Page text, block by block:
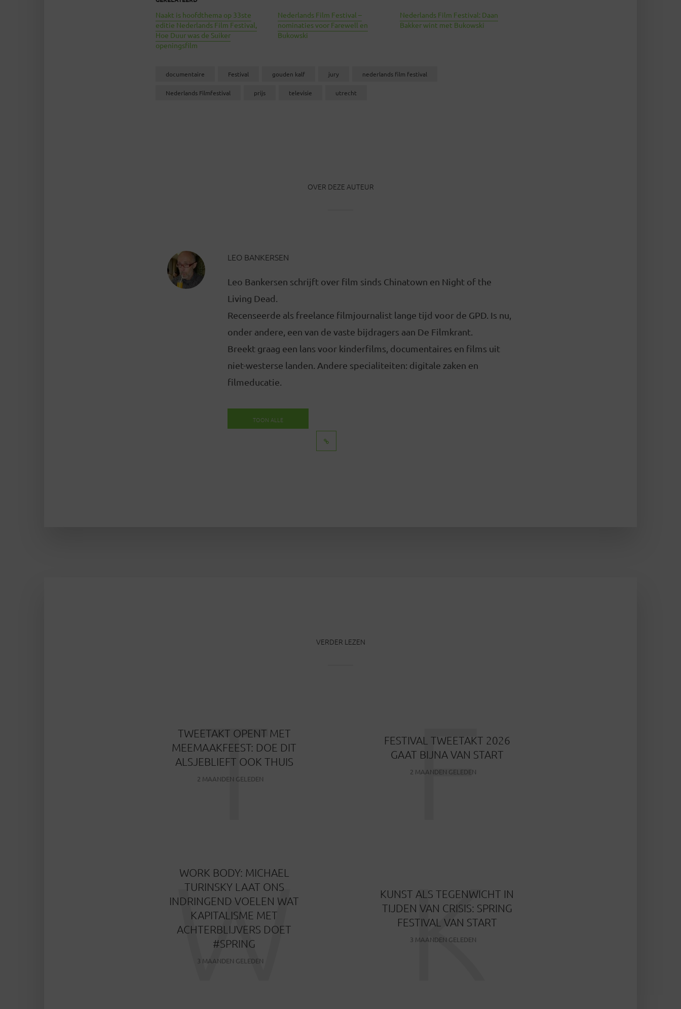
Naakt is hoofdthema op 33ste
editie Nederlands Film Festival,
Hoe Duur was de Suiker
openingsfilm
Nederlands Film Festival –
nominaties voor Farewell en
Bukowski
Nederlands Film Festival: Daan
Bakker wint met Bukowski
documentaire Festival gouden kalf jury nederlands film festival
Nederlands Filmfestival prijs televisie utrecht
OVER DEZE AUTEUR
LEO BANKERSEN
Leo Bankersen schrijft over film sinds Chinatown en Night of the
Living Dead.
Recenseerde als freelance filmjournalist lange tijd voor de GPD. Is nu,
onder andere, een van de vaste bijdragers aan De Filmkrant.
Breekt graag een lans voor kinderfilms, documentaires en films uit
niet-westerse landen. Andere specialiteiten: digitale zaken en
filmeducatie.
TOON ALLE
VERDER LEZEN
TWEETAKT OPENT MET
MEEMAAKFEEST: DOE DIT
ALSJEBLIEFT OOK THUIS
2 MAANDEN GELEDEN
T
FESTIVAL TWEETAKT 2026
GAAT BIJNA VAN START
2 MAANDEN GELEDEN
F
WORK BODY: MICHAEL
TURINSKY LAAT ONS
INDRINGEND VOELEN WAT
KAPITALISME MET
ACHTERBLIJVERS DOET
#SPRING
3 MAANDEN GELEDEN
W
KUNST ALS TEGENWICHT IN
TIJDEN VAN CRISIS: SPRING
FESTIVAL VAN START
3 MAANDEN GELEDEN
K